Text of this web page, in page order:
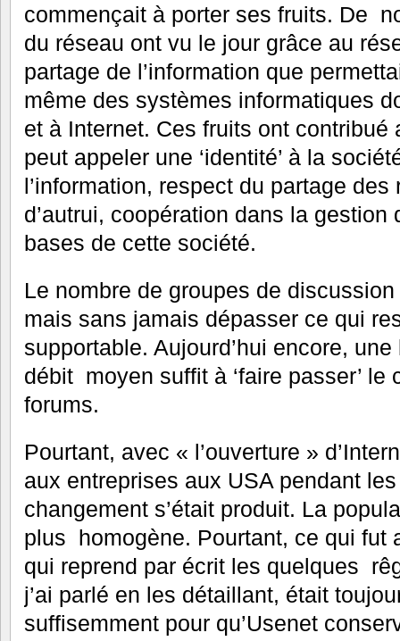
commençait à porter ses fruits. De
du réseau ont vu le jour grâce au
partage de l’information que
même des systèmes informatiques
et à Internet. Ces fruits ont contribué
peut appeler une ‘identité’ à la
l’information, respect du partage
d’autrui, coopération dans la gestion
bases de cette société.
Le nombre de groupes de
mais sans jamais dépasser ce qui
supportable. Aujourd’hui encore,
débit moyen suffit à ‘faire passer’ le
forums.
Pourtant, avec « l’ouverture »
aux entreprises aux USA pendant
changement s’était produit. La
plus homogène. Pourtant, ce qui fut
qui reprend par écrit les quelques
j’ai parlé en les détaillant, était
suffisemment pour qu’Usenet